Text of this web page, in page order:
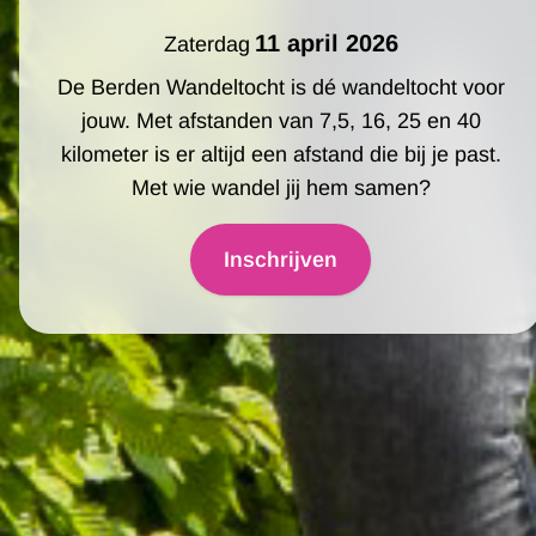
Zaterdag 11 april 2026Berden
De Berden Wandeltocht is dé wandeltocht voor
jouw. Met afstanden van 7,5, 16, 25 en 40
kilometer is er altijd een afstand die bij je past.
Met wie wandel jij hem samen?
Inschrijven